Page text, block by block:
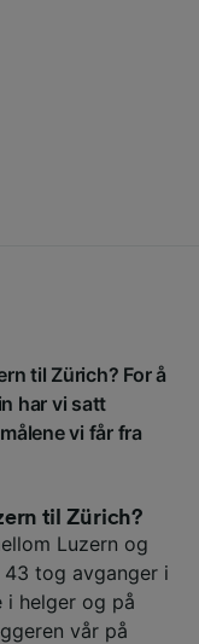
til Zürich? For å
har vi satt
vi får fra
til Zürich?
Luzern og
tog avganger i
i helger og på
vår på